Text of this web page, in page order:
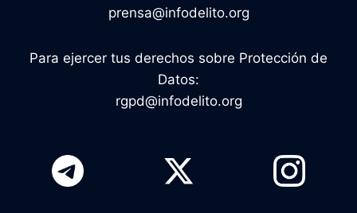
prensa@infodelito.org
Para ejercer tus derechos sobre Protección de
Datos:
rgpd@infodelito.org